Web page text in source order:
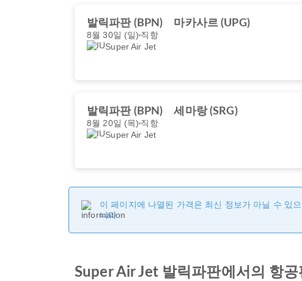
발릭파판 (BPN) 마카사르 (UPG)
8월 30일 (일) 직항
Super Air Jet
발릭파판 (BPN) 세마랑 (SRG)
8월 20일 (목) 직항
Super Air Jet
이 페이지에 나열된 가격은 최신 정보가 아닐 수 있
니다.
Super Air Jet 발릭파판에서의 항